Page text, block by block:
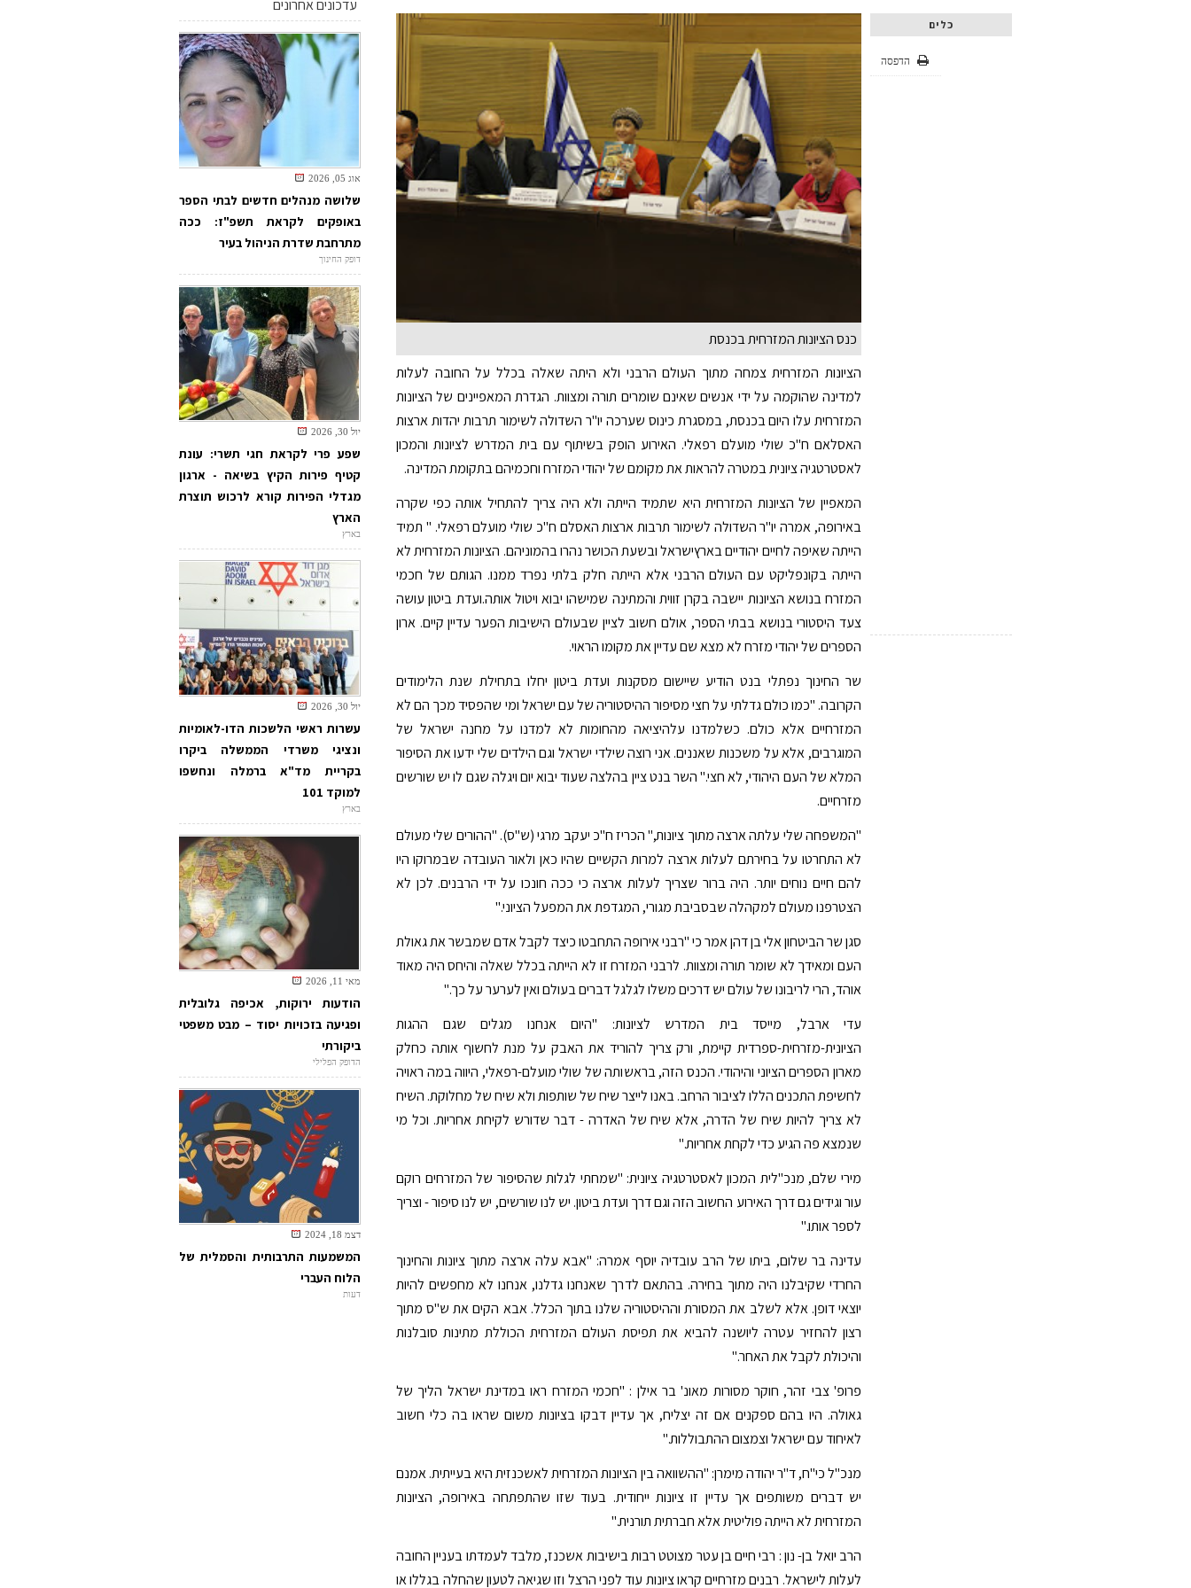
כלים
הדפסה
כנס הציונות המזרחית בכנסת
הציונות המזרחית צמחה מתוך העולם הרבני ולא היתה שאלה בכלל על החובה לעלות
למדינה שהוקמה על ידי אנשים שאינם שומרים תורה ומצוות. הגדרת המאפיינים של הציונות
המזרחית עלו היום בכנסת, במסגרת כינוס שערכה יו"ר השדולה לשימור תרבות יהדות ארצות
האסלאם ח"כ שולי מועלם רפאלי. האירוע הופק בשיתוף עם בית המדרש לציונות והמכון
לאסטרטגיה ציונית במטרה להראות את מקומם של יהודי המזרח וחכמיהם בתקומת המדינה.
המאפיין של הציונות המזרחית היא שתמיד הייתה ולא היה צריך להתחיל אותה כפי שקרה
באירופה, אמרה יו"ר השדולה לשימור תרבות ארצות האסלם ח"כ שולי מועלם רפאלי. " תמיד
הייתה שאיפה לחיים יהודיים בארץישראל ובשעת הכושר נהרו בהמוניהם. הציונות המזרחית לא
הייתה בקונפליקט עם העולם הרבני אלא הייתה חלק בלתי נפרד ממנו. הגותם של חכמי
המזרח בנושא הציונות יישבה בקרן זווית והמתינה שמישהו יבוא ויטול אותה.ועדת ביטון עושה
צעד היסטורי בנושא בבתי הספר, אולם חשוב לציין שבעולם הישיבות הפער עדיין קיים. ארון
הספרים של יהודי מזרח לא מצא שם עדיין את מקומו הראוי.
שר החינוך נפתלי בנט הודיע שיישום מסקנות ועדת ביטון יחלו בתחילת שנת הלימודים
הקרובה. "כמו כולם גדלתי על חצי מסיפור ההיסטוריה של עם ישראל ומי שהפסיד מכך הם לא
המזרחיים אלא כולם. כשלמדנו עלהיציאה מהחומות לא למדנו על מחנה ישראל של
המוגרבים, אלא על משכנות שאננים. אני רוצה שילדי ישראל וגם הילדים שלי ידעו את הסיפור
המלא של העם היהודי, לא חצי." השר בנט ציין בהלצה שעוד יבוא יום ויגלה שגם לו יש שורשים
מזרחיים.
"המשפחה שלי עלתה ארצה מתוך ציונות," הכריז ח"כ יעקב מרגי (ש"ס). "ההורים שלי מעולם
לא התחרטו על בחירתם לעלות ארצה למרות הקשיים שהיו כאן ולאור העובדה שבמרוקו היו
להם חיים נוחים יותר. היה ברור שצריך לעלות ארצה כי ככה חונכו על ידי הרבנים. לכן לא
הצטרפנו מעולם למקהלה שבסביבת מגורי, המגדפת את המפעל הציוני."
סגן שר הביטחון אלי בן דהן אמר כי "רבני אירופה התחבטו כיצד לקבל אדם שמבשר את גאולת
העם ומאידך לא שומר תורה ומצוות. לרבני המזרח זו לא הייתה בכלל שאלה והיחס היה מאוד
אוהד, הרי לריבונו של עולם יש דרכים משלו לגלגל דברים בעולם ואין לערער על כך."
עדי ארבל, מייסד בית המדרש לציונות: "היום אנחנו מגלים שגם ההגות
הציונית-מזרחית-ספרדית קיימת, ורק צריך להוריד את האבק על מנת לחשוף אותה כחלק
מארון הספרים הציוני והיהודי. הכנס הזה, בראשותה של שולי מועלם-רפאלי, היווה במה ראויה
לחשיפת התכנים הללו לציבור הרחב. באנו לייצר שיח של שותפות ולא שיח של מחלוקת. השיח
לא צריך להיות שיח של הדרה, אלא שיח של האדרה - דבר שדורש לקיחת אחריות. וכל מי
שנמצא פה הגיע כדי לקחת אחריות."
מירי שלם, מנכ"לית המכון לאסטרטגיה ציונית: "שמחתי לגלות שהסיפור של המזרחים רוקם
עור וגידים גם דרך האירוע החשוב הזה וגם דרך ועדת ביטון. יש לנו שורשים, יש לנו סיפור - וצריך
לספר אותו."
עדינה בר שלום, ביתו של הרב עובדיה יוסף אמרה: "אבא עלה ארצה מתוך ציונות והחינוך
החרדי שקיבלנו היה מתוך בחירה. בהתאם לדרך שאנחנו גדלנו, אנחנו לא מחפשים להיות
יוצאי דופן. אלא לשלב את המסורת וההיסטוריה שלנו בתוך הכלל. אבא הקים את ש"ס מתוך
רצון להחזיר עטרה ליושנה להביא את תפיסת העולם המזרחית הכוללת מתינות סובלנות
והיכולת לקבל את האחר."
פרופ' צבי זהר, חוקר מסורות מאונ' בר אילן : "חכמי המזרח ראו במדינת ישראל הליך של
גאולה. היו בהם ספקנים אם זה יצליח, אך עדיין דבקו בציונות משום שראו בה כלי חשוב
לאיחוד עם ישראל וצמצום ההתבוללות."
מנכ"ל כי"ח, ד"ר יהודה מימרן: "ההשוואה בין הציונות המזרחית לאשכנזית היא בעייתית. אמנם
יש דברים משותפים אך עדיין זו ציונות ייחודית. בעוד שזו שהתפתחה באירופה, הציונות
המזרחית לא הייתה פוליטית אלא חברתית תורנית."
הרב יואל בן- נון : רבי חיים בן עטר מצוטט רבות בישיבות אשכנז, מלבד לעמדתו בעניין החובה
לעלות לישראל. רבנים מזרחיים קראו ציונות עוד לפני הרצל וזו שגיאה לטעון שהחלה בגללו או
עדכונים אחרונים
אוג 05, 2026
שלושה מנהלים חדשים לבתי הספר
באופקים לקראת תשפ"ז: ככה
מתרחבת שדרת הניהול בעיר
דופק החינוך
יול 30, 2026
שפע פרי לקראת חגי תשרי: עונת
קטיף פירות הקיץ בשיאה - ארגון
מגדלי הפירות קורא לרכוש תוצרת
הארץ
בארץ
יול 30, 2026
עשרות ראשי הלשכות הדו-לאומיות
ונציגי משרדי הממשלה ביקרו
בקריית מד"א ברמלה ונחשפו
למוקד 101
בארץ
מאי 11, 2026
הודעות ירוקות, אכיפה גלובלית
ופגיעה בזכויות יסוד – מבט משפטי
ביקורתי
הדופק הפלילי
דצמ 18, 2024
המשמעות התרבותית והסמלית של
הלוח העברי
דעות